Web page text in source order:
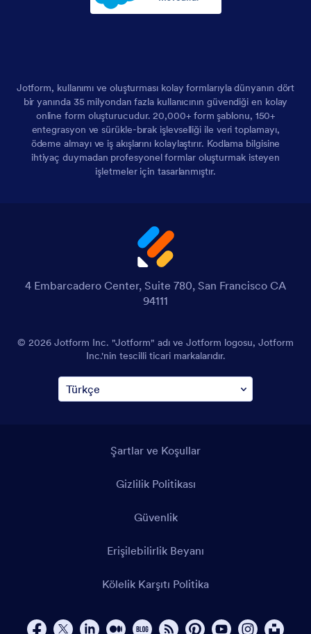
Jotform, kullanımı ve oluşturması kolay formlarıyla dünyanın dört
bir yanında 35 milyondan fazla kullanıcının güvendiği en kolay
online form oluşturucudur. 20,000+ form şablonu, 150+
entegrasyon ve sürükle-bırak işlevselliği ile veri toplamayı,
ödeme almayı ve iş akışlarını kolaylaştırır. Kodlama bilgisine
ihtiyaç duymadan profesyonel formlar oluşturmak isteyen
işletmeler için tasarlanmıştır.
4 Embarcadero Center, Suite 780, San Francisco CA
94111
© 2026 Jotform Inc. "Jotform" adı ve Jotform logosu, Jotform
Inc.'nin tescilli ticari markalarıdır.
Şartlar ve Koşullar
Gizlilik Politikası
Güvenlik
Erişilebilirlik Beyanı
Kölelik Karşıtı Politika